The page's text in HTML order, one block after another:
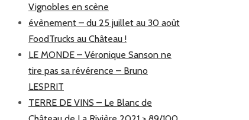
Vignobles en scène
évènement – du 25 juillet au 30 août
FoodTrucks au Château !
LE MONDE – Véronique Sanson ne
tire pas sa révérence – Bruno
LESPRIT
TERRE DE VINS – Le Blanc de